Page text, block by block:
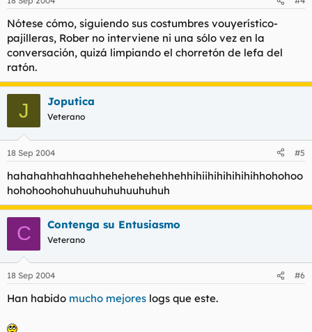
Nótese cómo, siguiendo sus costumbres vouyerístico-
pajilleras, Rober no interviene ni una sólo vez en la
conversación, quizá limpiando el chorretón de lefa del
ratón.
J Joputica
Veterano
18 Sep 2004 #5
hahahahhahhaahhehehehehehhehhihiihihihihihihhohohoo
hohohoohohuhuuhuhuhuuhuhuh
C Contenga su Entusiasmo
Veterano
18 Sep 2004 #6
Han habido mucho mejores logs que este.